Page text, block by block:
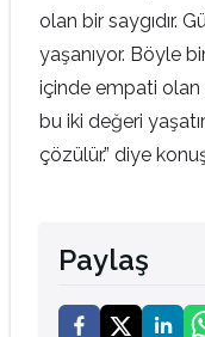
olan bir saygıdır.
yaşanıyor. Böyle
içinde empati olan
bu iki değeri
çözülür.” diye
Paylaş